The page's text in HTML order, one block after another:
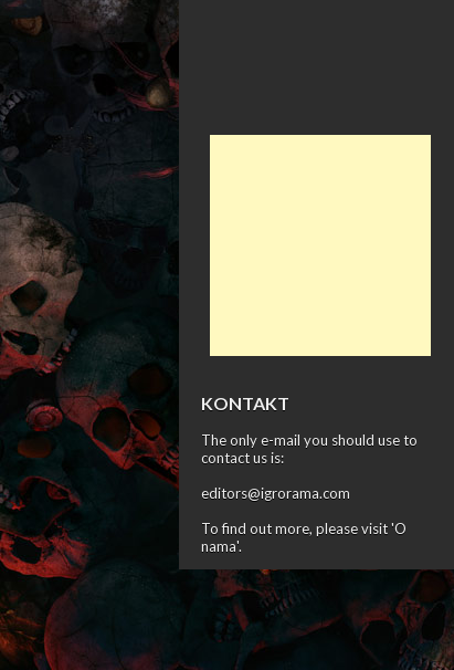
KONTAKT
The only e-mail you should use to
contact us is:
editors@igrorama.com
To find out more, please visit 'O
nama'.